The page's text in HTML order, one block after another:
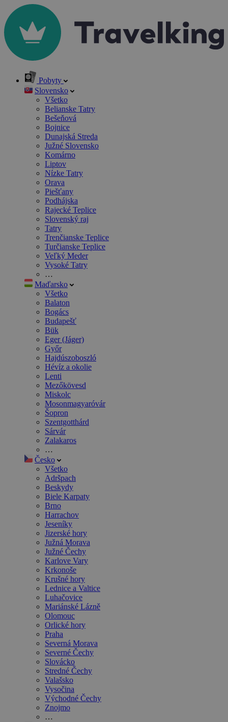
Pobyty
Slovensko
Všetko
Belianske Tatry
Bešeňová
Bojnice
Dunajská Streda
Južné Slovensko
Komárno
Liptov
Nízke Tatry
Orava
Piešťany
Podhájska
Rajecké Teplice
Slovenský raj
Tatry
Trenčianske Teplice
Turčianske Teplice
Veľký Meder
Vysoké Tatry
…
Maďarsko
Všetko
Balaton
Bogács
Budapešť
Bük
Eger (Jáger)
Győr
Hajdúszoboszló
Hévíz a okolie
Lenti
Mezőkövesd
Miskolc
Mosonmagyaróvár
Šopron
Szentgotthárd
Sárvár
Zalakaros
…
Česko
Všetko
Adršpach
Beskydy
Biele Karpaty
Brno
Harrachov
Jeseníky
Jizerské hory
Južná Morava
Južné Čechy
Karlove Vary
Krkonoše
Krušné hory
Lednice a Valtice
Luhačovice
Mariánské Lázně
Olomouc
Orlické hory
Praha
Severná Morava
Severné Čechy
Slovácko
Stredné Čechy
Valašsko
Vysočina
Východné Čechy
Znojmo
…